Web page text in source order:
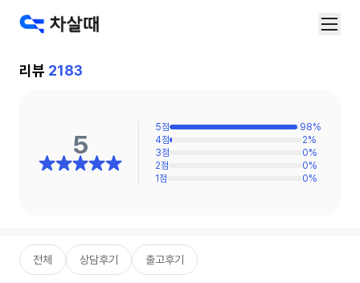
전체 상담후기 출고후기
리뷰 2183
5
1 점 0%
2점 0%
3점 0%
4점 2%
5점 98%